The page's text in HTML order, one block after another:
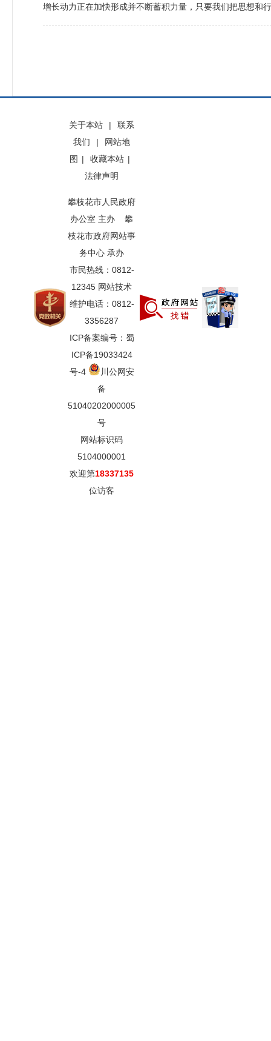
增长动力正在加快形成并不断蓄积力量，只要我们把思想和
关于本站 |
联系
我们
|
网站地
图 | 收藏本站 |
法律声明
攀枝花市人民政府
办公室 主办 攀
枝花市政府网站事
务中心 承办
市民热线：0812-
12345 网站技术
维护电话：0812-
3356287
ICP备案编号：蜀
ICP备19033424
号-4
川公网安
备
51040202000005
号
网站标识码
5104000001
欢迎第18337135
位访客